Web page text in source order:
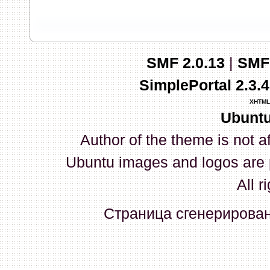
03 Апреля 2026, 10:02:33
whookey:GenKass: с
03 Апреля 2026, 05:22:56
GenKass:По тому же
02 Апреля 2026, 12:56:37
GenKass:Всем доброго
серии (6592) 1-1245, 3-
прошить до 7926, чтобы
Атол 11 видится в системе
SMF 2.0.13|
SimplePortal
XHTML
Author of the theme is not
Ubuntu images and logos
All
Страница